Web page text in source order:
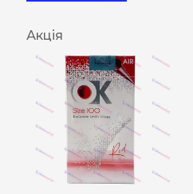
Акція